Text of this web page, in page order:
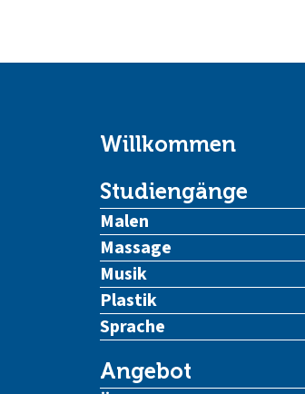
Willkommen
Studiengänge
Malen
Massage
Musik
Plastik
Sprache
Angebot